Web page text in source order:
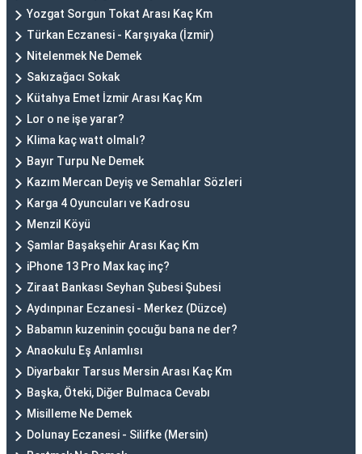
Yozgat Sorgun Tokat Arası Kaç Km
Türkan Eczanesi - Karşıyaka (İzmir)
Nitelenmek Ne Demek
Sakızağacı Sokak
Kütahya Emet İzmir Arası Kaç Km
Lor o ne işe yarar?
Klima kaç watt olmalı?
Bayır Turpu Ne Demek
Kazım Mercan Deyiş ve Semahlar Sözleri
Karga 4 Oyuncuları ve Kadrosu
Menzil Köyü
Şamlar Başakşehir Arası Kaç Km
iPhone 13 Pro Max kaç inç?
Ziraat Bankası Seyhan Şubesi Şubesi
Aydınpınar Eczanesi - Merkez (Düzce)
Babamın kuzeninin çocuğu bana ne der?
Anaokulu Eş Anlamlısı
Diyarbakır Tarsus Mersin Arası Kaç Km
Başka, Öteki, Diğer Bulmaca Cevabı
Misilleme Ne Demek
Dolunay Eczanesi - Silifke (Mersin)